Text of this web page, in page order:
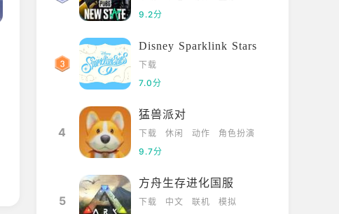
9.2分
Disney Sparklink Stars
下载
7.0分
4
猛兽派对
下载 休闲 动作
角色扮演
9.7分
5
方舟生存进化国服
下载 中文 联机
模拟